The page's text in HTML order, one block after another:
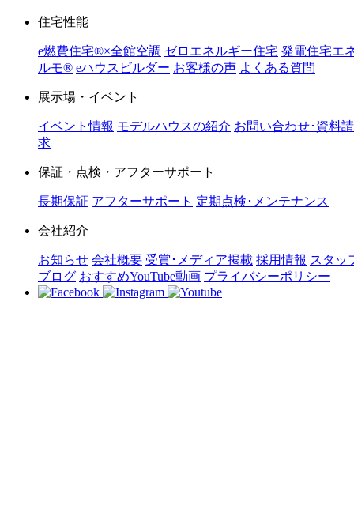
住宅性能
e燃費住宅®︎×全館空調 ゼロエネルギー住宅 発電住宅エ
ルモ®︎ eハウスビルダー お客様の声 よくある質問
展示場・イベント
イベント情報 モデルハウスの紹介 お問い合わせ･資料請
求
保証・点検・アフターサポート
長期保証 アフターサポート 定期点検･メンテナンス
会社紹介
お知らせ 会社概要 受賞･メディア掲載 採用情報 スタッ
ブログ おすすめYouTube動画 プライバシーポリシー